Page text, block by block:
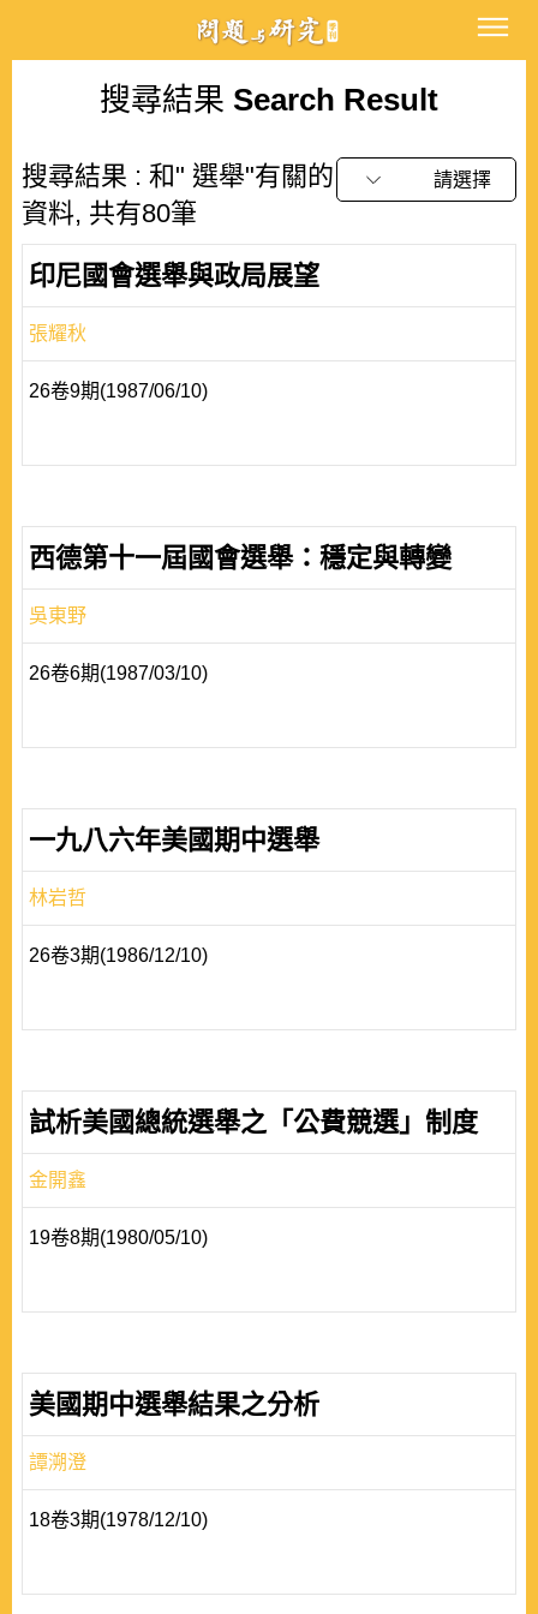
搜尋結果 Search Result
搜尋結果 : 和" 選舉"有關的
資料, 共有80筆
請選擇
印尼國會選舉與政局展望
張耀秋
26卷9期(1987/06/10)
西德第十一屆國會選舉：穩定與轉變
吳東野
26卷6期(1987/03/10)
一九八六年美國期中選舉
林岩哲
26卷3期(1986/12/10)
試析美國總統選舉之「公費競選」制度
金開鑫
19卷8期(1980/05/10)
美國期中選舉結果之分析
譚溯澄
18卷3期(1978/12/10)